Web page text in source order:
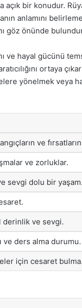
bir konudur.
anlamını
göz önünde
ve hayal gücünü
ortaya
yönelmek veya
ve
ve zorluklar.
sevgi dolu bir yaşam.
derinlik ve sevgi.
ve ders alma durumu.
için cesaret bulma.